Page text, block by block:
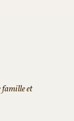
famille et